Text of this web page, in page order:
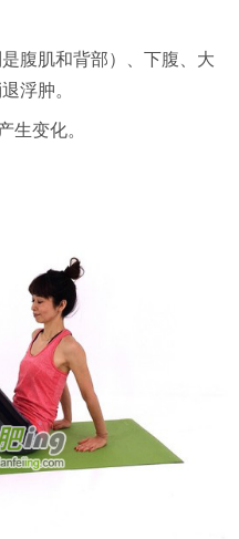
肌和背部）、下腹、大
浮肿。
变化。